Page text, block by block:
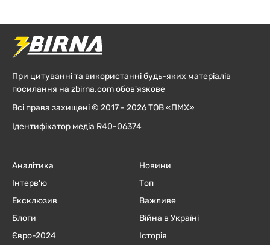
При цитуванні та використанні будь-яких матеріалів
посилання на zbirna.com обов'язкове
Всі права захищені © 2017 - 2026 ТОВ «ПМХ»
Ідентифікатор медіа R40-06374
Аналітика
Інтерв'ю
Ексклюзив
Блоги
Євро-2024
Новини
Топ
Важливе
Війна в Україні
Історія